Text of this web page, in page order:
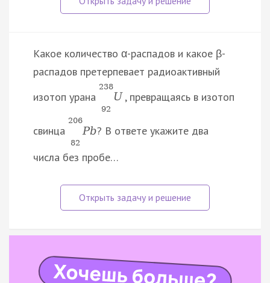
Какое количество α-распадов и какое β-
распадов претерпевает радиоактивный
изотоп урана
238
92
U , превращаясь в изотоп
свинца
206
82
Pb? В ответе укажите два
числа без пробе…